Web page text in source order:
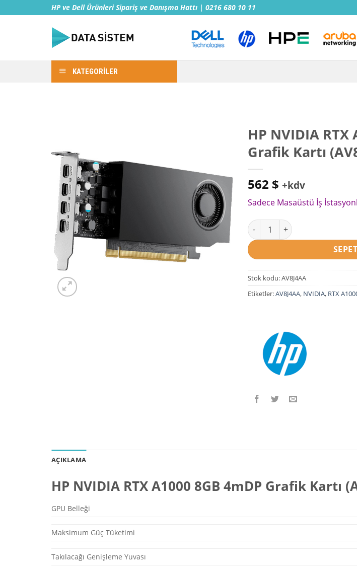
atla
HP ve Dell Ürünleri Sipariş ve Danışma Hattı | 0216 680 10 11
KATEGORİLER
HP NVIDIA RTX
Grafik Kartı
562 $ +kdv
Sadece Masaüstü İş
HP NVIDIA RTX A1000 8GB
Stok kodu:AV8J4AA
Etiketler:AV8J4AA, NVIDIA, RTX
AÇIKLAMA
HP NVIDIA RTX A1000 8GB 4mDP Grafik Kartı
GPU Belleği
Maksimum Güç Tüketimi
Takılacağı Genişleme Yuvası